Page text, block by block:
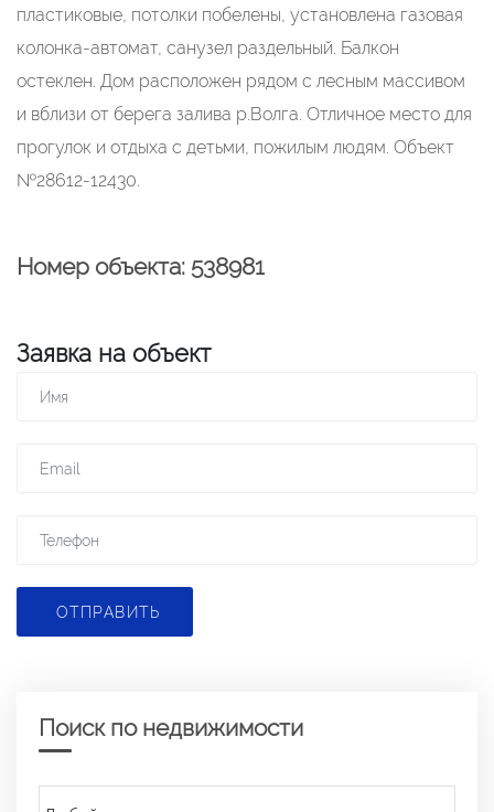
пластиковые, потолки побелены, установлена газовая
колонка-автомат, санузел раздельный. Балкон
остеклен. Дом расположен рядом с лесным массивом
и вблизи от берега залива р.Волга. Отличное место для
прогулок и отдыха с детьми, пожилым людям. Объект
№28612-12430.
Номер объекта: 538981
Заявка на объект
ОТПРАВИТЬ
Поиск по недвижимости